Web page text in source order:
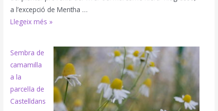
a l’excepció de Mentha …
Arribada
a
les
instal·lacions
de
Fruits
Llegeix més »
Sembra de
camamilla
a la
parcel·la de
Castelldans